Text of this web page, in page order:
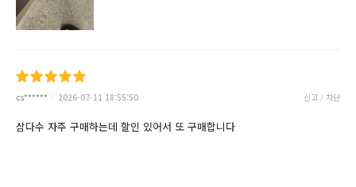
cs****** 2026-07-11 18:55:50 신고 / 차단
삼다수 자주 구매하는데 할인 있어서 또 구매합니다